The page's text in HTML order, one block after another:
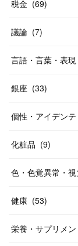
税金 (69)
議論 (7)
言語・言葉・表現
銀座 (33)
個性・アイデンテ
化粧品 (9)
色・色覚異常・
健康 (53)
栄養・サプリメン